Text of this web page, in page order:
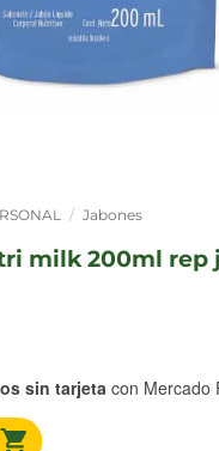
/ Jabones
milk 200ml rep
sin tarjetacon Mercado